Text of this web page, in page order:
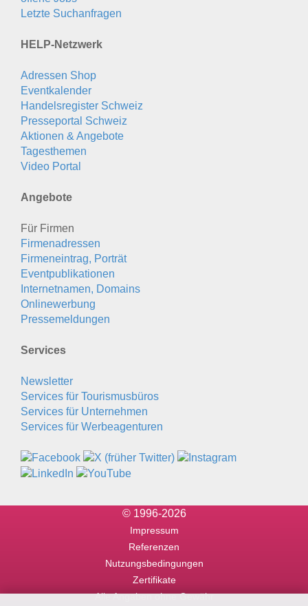
Letzte Suchanfragen
HELP-Netzwerk
Adressen Shop
Eventkalender
Handelsregister Schweiz
Presseportal Schweiz
Aktionen & Angebote
Tagesthemen
Video Portal
Angebote
Für Firmen
Firmenadressen
Firmeneintrag, Porträt
Eventpublikationen
Internetnamen, Domains
Onlinewerbung
Pressemeldungen
Services
Newsletter
Services für Tourismusbüros
Services für Unternehmen
Services für Werbeagenturen
© 1996-2026
Impressum
Referenzen
Nutzungsbedingungen
Zertifikate
Alle Angaben ohne Gewähr